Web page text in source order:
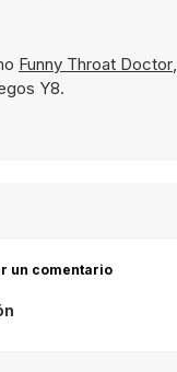
Funny Throat Doctor,
Y8.
un comentario